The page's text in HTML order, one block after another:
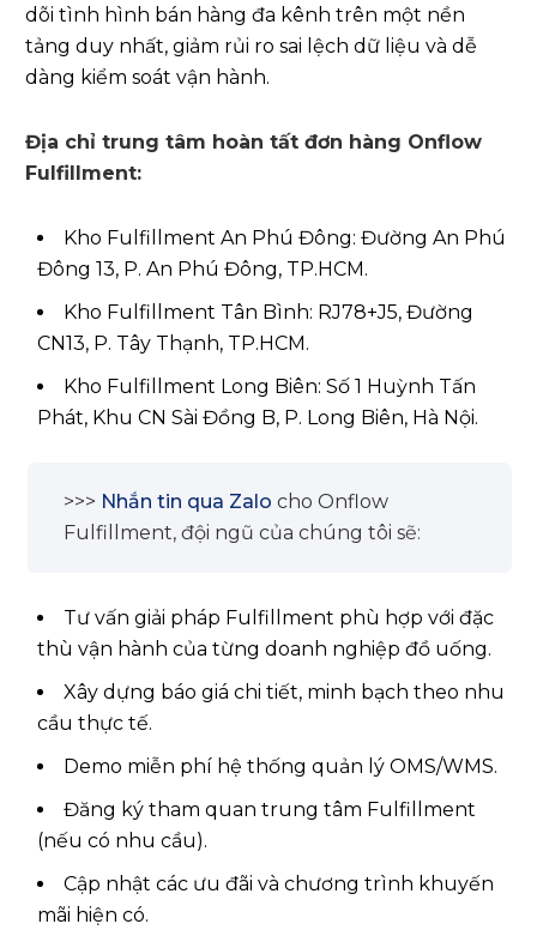
Fulfillment:
Kho Fulfillment An Phú Đông: Đường An Phú
Kho Fulfillment Tân Bình: RJ78+J5, Đường
Kho Fulfillment Long Biên: Số 1 Huỳnh Tấn
Phát, Khu CN Sài Đồng B, P. Long Biên, Hà Nội.
>>>Nhắn tin qua Zalocho Onflow
Fulfillment, đội ngũ của chúng tôi sẽ:
thù vận hành của từng doanh nghiệp đồ uống.
Xây dựng báo giá chi tiết, minh bạch theo nhu
Demo miễn phí hệ thống quản lý OMS/WMS.
Đăng ký tham quan trung tâm Fulfillment
(nếu có nhu cầu).
Cập nhật các ưu đãi và chương trình khuyến
mãi hiện có.
Hoặc để lại thông tin tại form đăng ký, chuyên
viên Onflow Fulfillment sẽ chủ động liên hệ và tư
vấn giải pháp Fulfillment ngành đồ uống phù
hợp, giúp doanh nghiệp tự tin tăng trưởng doanh